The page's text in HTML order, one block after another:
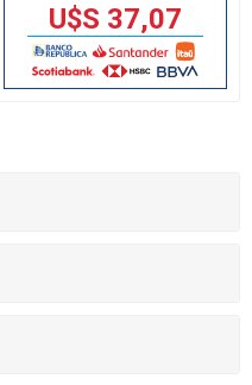
U$S 37,07